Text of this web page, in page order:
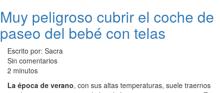
Muy peligroso cubrir el coche de
paseo del bebé con telas
Escrito por: Sacra
Sin comentarios
2 minutos
La época de verano, con sus altas temperaturas, suele traernos